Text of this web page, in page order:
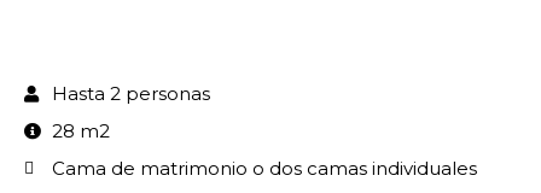
Hasta 2 personas
28 m2
Cama de matrimonio o dos camas individuales